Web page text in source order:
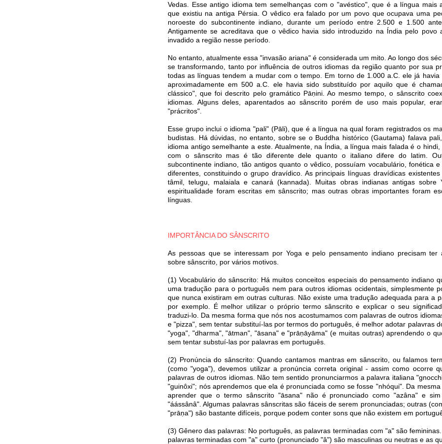
Vedas. Esse antigo idioma tem semelhanças com o "avéstico", que é a língua mais
que existiu na antiga Pérsia. O vêdico era falado por um povo que ocupava uma
noroeste do subcontinente indiano, durante um período entre 2.500 e 1.500
Antigamente se acreditava que o vêdico havia sido introduzido na Índia pelo povo
invadido a região nesse período.
No entanto, atualmente essa "invasão ariana" é considerada um mito. Ao longo dos
se transformando, tanto por influência de outros idiomas da região quanto por sua
todas as línguas tendem a mudar com o tempo. Em torno de 1.000 a.C. ele já havia
aproximadamente em 500 a.C. ele havia sido substituído por aquilo que é
clássico", que foi descrito pelo gramático Pāṇini. Ao mesmo tempo, o sânscrito
idiomas. Alguns deles, aparentados ao sânscrito porém de uso mais popular,
"prácritos".
Esse grupo inclui o idioma "pali" (Pāli), que é a língua na qual foram registrados os
budistas. Há dúvidas, no entanto, sobre se o Buddha histórico (Gautama) falava
idioma antigo semelhante a este. Atualmente, na Índia, a língua mais falada é o
com o sânscrito mas é tão diferente dele quanto o italiano difere do latim.
subcontinente indiano, tão antigos quanto o vêdico, possuíam vocabulário, fonética
diferentes, constituindo o grupo dravídico. As principais línguas dravídicas
tâmil, telugu, malaiala e canará (kannada). Muitas obras indianas antigas sobre
espiritualidade foram escritas em sânscrito; mas outras obras importantes foram
línguas.
IMPORTÂNCIA DO SÂNSCRITO
As pessoas que se interessam por Yoga e pelo pensamento indiano precisam ter
sobre sânscrito, por vários motivos.
(1) Vocabulário do sânscrito: Há muitos conceitos especiais do pensamento indiano
uma tradução para o português nem para outros idiomas ocidentais, simplesmente
que nunca existiram em outras culturas. Não existe uma tradução adequada para a
por exemplo. É melhor utilizar o próprio termo sânscrito e explicar o seu
traduzi-lo. Da mesma forma que nós nos acostumamos com palavras de outros
e "pizza", sem tentar substituí-las por termos do português, é melhor adotar palavras
"yoga", "dharma", "ātman", "āsana" e "prāṇāyāma" (e muitas outras) aprendendo o
sem tentar substuí-las por palavras em português.
(2) Pronúncia do sânscrito: Quando cantamos mantras em sânscrito, ou falamos
(como "yoga"), devemos utilizar a pronúncia correta original - assim como ocorre
palavras de outros idiomas. Não tem sentido pronunciarmos a palavra italiana
"guinôxi"; nós aprendemos que ela é pronunciada como se fosse "nhóqui". Da
aprender que o termo sânscrito "āsana" não é pronunciado como "azâna" e
"áássânâ". Algumas palavras sânscritas são fáceis de serem pronunciadas; outras
"prāṇa") são bastante difíceis, porque podem conter sons que não existem em
(3) Gênero das palavras: No português, as palavras terminadas com "a" são
palavras terminadas com "a" curto (pronunciado "â") são masculinas ou neutras e as